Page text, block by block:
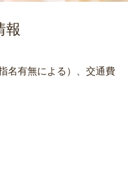
報
名有無による）、交通費